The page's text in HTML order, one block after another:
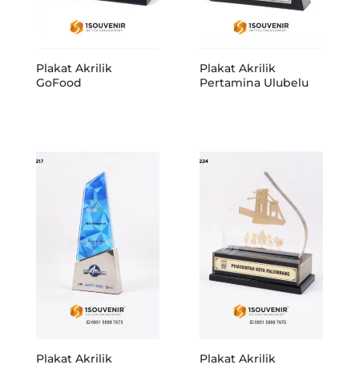
Plakat Akrilik
GoFood
Plakat Akrilik
Pertamina Ulubelu
Plakat Akrilik
Plakat Akrilik